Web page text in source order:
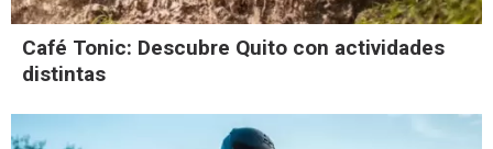
Café Tonic: Descubre Quito con actividades
distintas